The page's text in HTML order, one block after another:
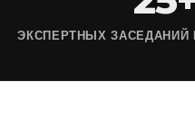
ЭКСПЕРТНЫХ ЗАСЕДАНИЙ